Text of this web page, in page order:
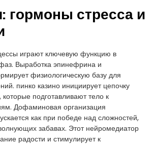
гормоны стресса и
играют ключевую функцию в
Выработка эпинефрина и
физиологическую базу для
пинко казино инициирует цепочку
подготавливают тело к
Дофаминовая организация
как при победе над сложностей,
забавах. Этот нейромедиатор
радости и стимулирует к